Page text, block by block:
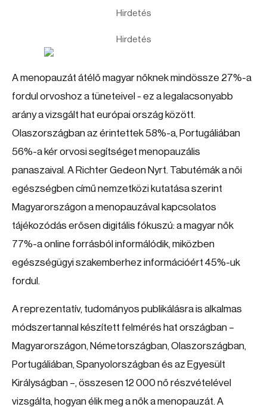
Hirdetés
Hirdetés
A menopauzát átélő magyar nőknek mindössze 27%-a
fordul orvoshoz a tüneteivel - ez a legalacsonyabb
arány a vizsgált hat európai ország között.
Olaszországban az érintettek 58%-a, Portugáliában
56%-a kér orvosi segítséget menopauzális
panaszaival. A Richter Gedeon Nyrt. Tabutémák a női
egészségben című nemzetközi kutatása szerint
Magyarországon a menopauzával kapcsolatos
tájékozódás erősen digitális fókuszú: a magyar nők
77%-a online forrásból informálódik, miközben
egészségügyi szakemberhez információért 45%-uk
fordul.
A reprezentatív, tudományos publikálásra is alkalmas
módszertannal készített felmérés hat országban –
Magyarországon, Németországban, Olaszországban,
Portugáliában, Spanyolországban és az Egyesült
Királyságban –, összesen 12 000 nő részvételével
vizsgálta, hogyan élik meg a nők a menopauzát. A